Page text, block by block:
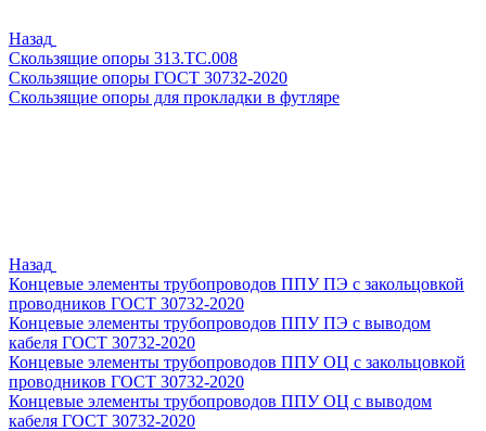
Назад
Скользящие опоры 313.ТС.008
Скользящие опоры ГОСТ 30732-2020
Скользящие опоры для прокладки в футляре
Назад
Концевые элементы трубопроводов ППУ ПЭ с закольцовкой
проводников ГОСТ 30732-2020
Концевые элементы трубопроводов ППУ ПЭ с выводом
кабеля ГОСТ 30732-2020
Концевые элементы трубопроводов ППУ ОЦ с закольцовкой
проводников ГОСТ 30732-2020
Концевые элементы трубопроводов ППУ ОЦ с выводом
кабеля ГОСТ 30732-2020